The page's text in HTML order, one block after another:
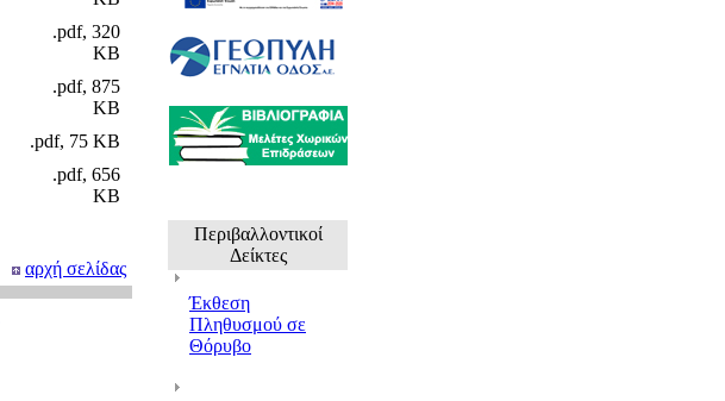
.pdf, 320
ΚΒ
.pdf, 875
ΚΒ
.pdf, 75 ΚΒ
.pdf, 656
ΚΒ
αρχή σελίδας
Περιβαλλοντικοί
Δείκτες
Έκθεση
Πληθυσμού σε
Θόρυβο